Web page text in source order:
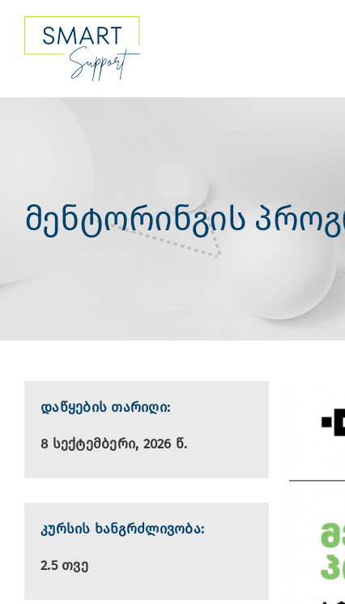
content
მენტორინგის
დაწყების თარიღი:
8 სექტემბერი, 2026 წ.
კურსის ხანგრძლივობა:
2.5 თვე